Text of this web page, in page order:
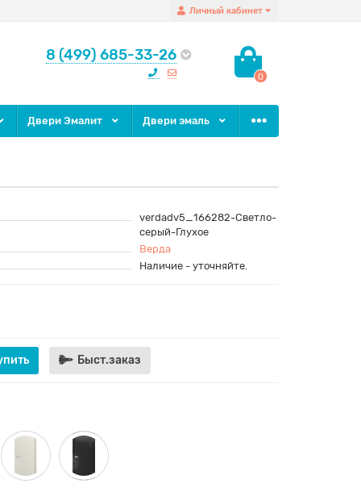
Личный кабинет
8 (499) 685-33-26
0
Двери Эмалит Двери эмаль
verdadv5_166282-Светло-
серый-Глухое
Верда
Наличие - уточняйте.
Быст.заказ